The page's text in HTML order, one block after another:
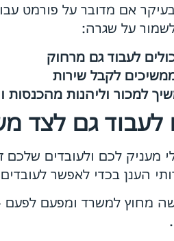
אם מדובר על פורמט
על שגרה:
לעבוד גם מרחוק
לקבל שירות
למכור וליהנות מהכנסות
לעבוד גם לצד
מעניק לכם ולעובדים שלכם
הענן בכדי לאפשר
מחוץ למשרד ומפעם